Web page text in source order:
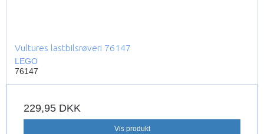
Vultures lastbilsrøveri 76147
LEGO
76147
229,95 DKK
Vis produkt